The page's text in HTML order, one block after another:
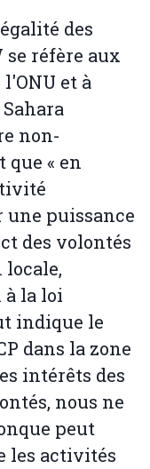
des
se réfère aux
et à
non-
que « en
une puissance
des volontés
la loi
indique le
dans la zone
intérêts des
nous ne
peut
les activités